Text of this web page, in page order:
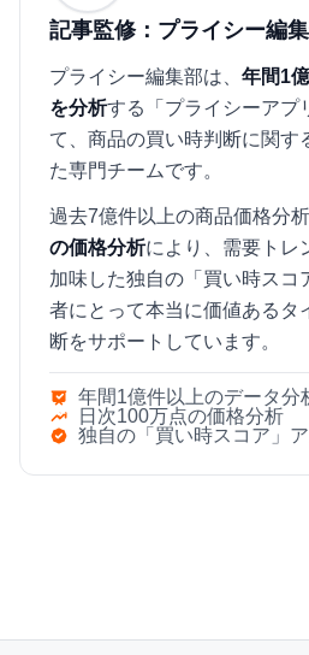
記事監修：プライシー編
プライシー編集部は、 年間1
を分析する「プライシーアプ
て、商品の買い時判断に関す
た専門チームです。
過去7億件以上の商品価格分
の価格分析により、需要トレ
加味した独自の「買い時スコ
者にとって本当に価値あるタ
断をサポートしています。
年間1億件以上のデータ分
日次100万点の価格分析
独自の「買い時スコア」